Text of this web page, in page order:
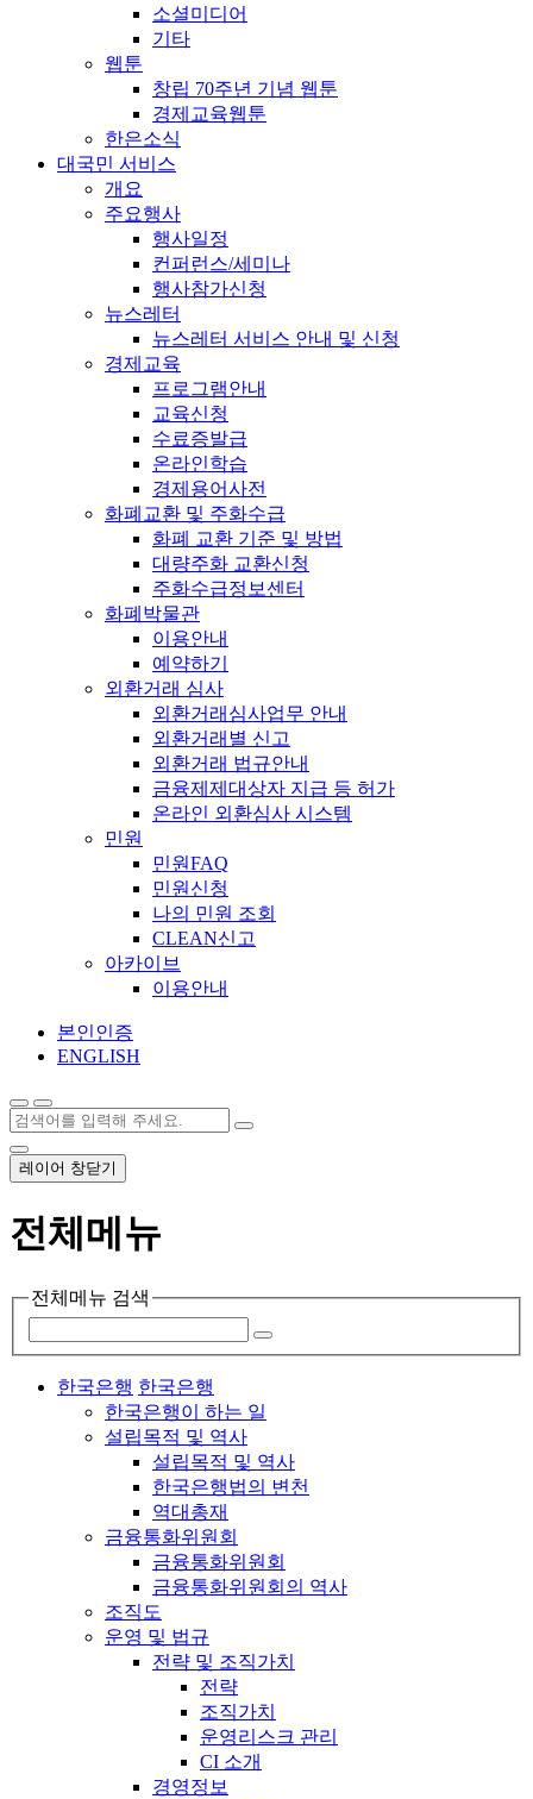
소셜미디어
기타
웹툰
창립 70주년 기념 웹툰
경제교육웹툰
한은소식
대국민 서비스
개요
주요행사
행사일정
컨퍼런스/세미나
행사참가신청
뉴스레터
뉴스레터 서비스 안내 및 신청
경제교육
프로그램안내
교육신청
수료증발급
온라인학습
경제용어사전
화폐교환 및 주화수급
화폐 교환 기준 및 방법
대량주화 교환신청
주화수급정보센터
화폐박물관
이용안내
예약하기
외환거래 심사
외환거래심사업무 안내
외환거래별 신고
외환거래 법규안내
금융제제대상자 지급 등 허가
온라인 외환심사 시스템
민원
민원FAQ
민원신청
나의 민원 조회
CLEAN신고
아카이브
이용안내
본인인증
ENGLISH
레이어 창닫기
전체메뉴
전체메뉴 검색
한국은행 한국은행
한국은행이 하는 일
설립목적 및 역사
설립목적 및 역사
한국은행법의 변천
역대총재
금융통화위원회
금융통화위원회
금융통화위원회의 역사
조직도
운영 및 법규
전략 및 조직가치
전략
조직가치
운영리스크 관리
CI 소개
경영정보